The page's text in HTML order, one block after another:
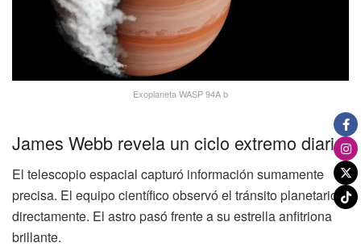
Exoplaneta WASP 94A b
James Webb revela un ciclo extremo diario
El telescopio espacial capturó información sumamente
precisa. El equipo científico observó el tránsito planetario
directamente. El astro pasó frente a su estrella anfitriona
brillante.